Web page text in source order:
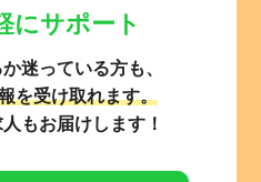
にサポート
迷っている方も、
を受け取れます。
もお届けします！